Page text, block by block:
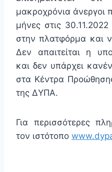
μακροχρόνια
μήνες στις
στην πλατφόρμα και
Δεν απαιτείται η
και δεν υπάρχει
στα Κέντρα
της ΔΥΠΑ.
Για περισσότερες
τον ιστότοπο